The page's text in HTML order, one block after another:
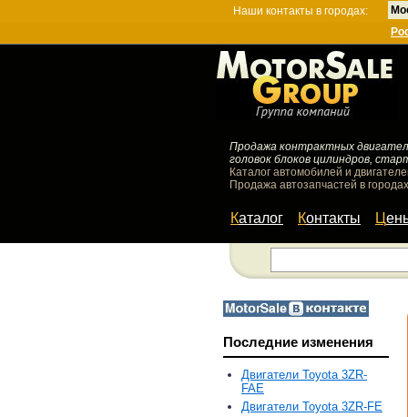
Наши контакты в городах:
Продажа контрактных
головок блоков цилиндров,
Каталог автомобилей и
Продажа автозапчастей в
Каталог Контакты
Последние изменения
Двигатели Toyota 3ZR-
FAE
Двигатели Toyota 3ZR-FE